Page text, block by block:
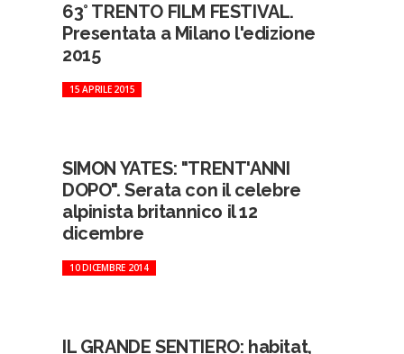
63° TRENTO FILM FESTIVAL.
Presentata a Milano l'edizione
2015
15 APRILE 2015
SIMON YATES: "TRENT'ANNI
DOPO". Serata con il celebre
alpinista britannico il 12
dicembre
10 DICEMBRE 2014
IL GRANDE SENTIERO: habitat,